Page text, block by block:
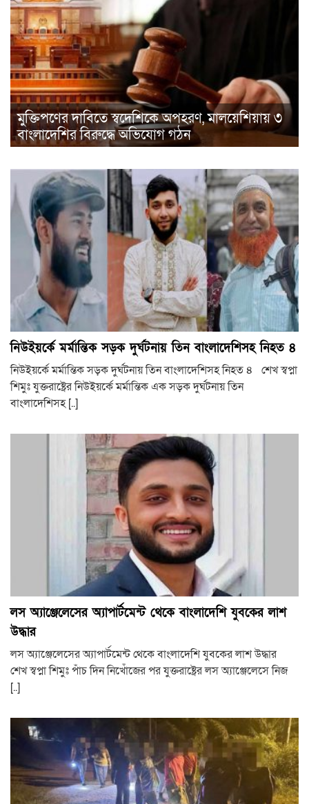
মুক্তিপণের দাবিতে স্বদেশিকে অপহরণ, মালয়েশিয়ায় ৩
বাংলাদেশির বিরুদ্ধে অভিযোগ গঠন
নিউইয়র্কে মর্মান্তিক সড়ক দুর্ঘটনায় তিন বাংলাদেশিসহ নিহত ৪
নিউইয়র্কে মর্মান্তিক সড়ক দুর্ঘটনায় তিন বাংলাদেশিসহ নিহত ৪ শেখ স্বপ্না
শিমুঃ যুক্তরাষ্ট্রের নিউইয়র্কে মর্মান্তিক এক সড়ক দুর্ঘটনায় তিন
বাংলাদেশিসহ [..]
লস অ্যাঞ্জেলেসের অ্যাপার্টমেন্ট থেকে বাংলাদেশি যুবকের লাশ
উদ্ধার
লস অ্যাঞ্জেলেসের অ্যাপার্টমেন্ট থেকে বাংলাদেশি যুবকের লাশ উদ্ধার
শেখ স্বপ্না শিমুঃ পাঁচ দিন নিখোঁজের পর যুক্তরাষ্ট্রের লস অ্যাঞ্জেলেসে নিজ
[..]